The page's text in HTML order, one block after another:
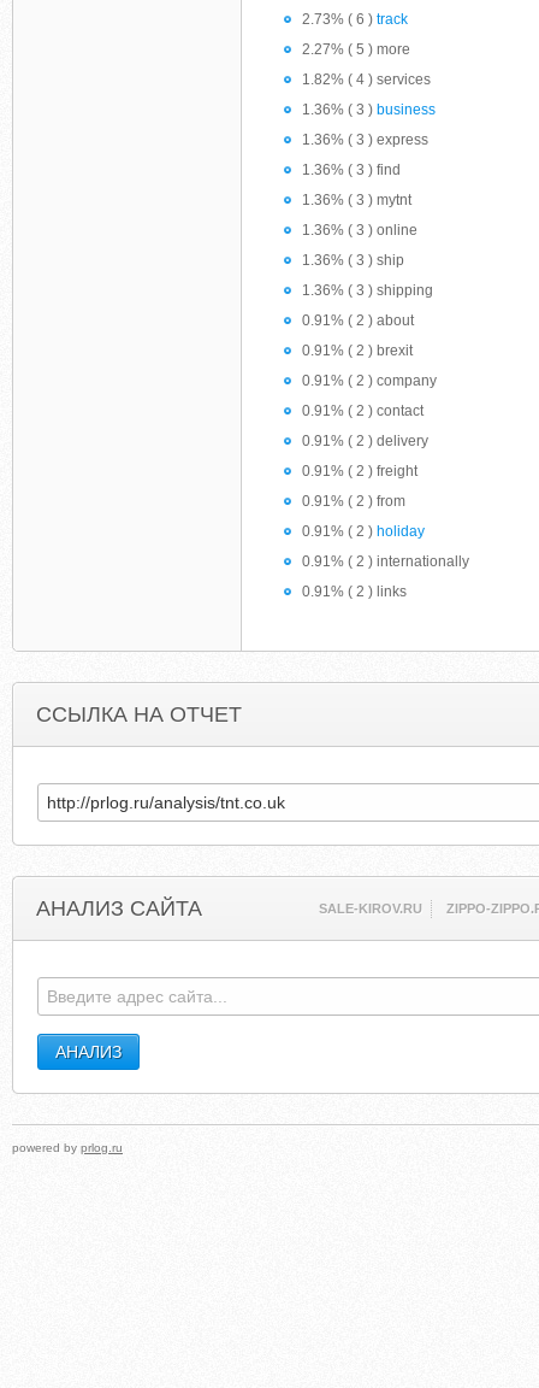
2.73% ( 6 ) track
2.27% ( 5 ) more
1.82% ( 4 ) services
1.36% ( 3 ) business
1.36% ( 3 ) express
1.36% ( 3 ) find
1.36% ( 3 ) mytnt
1.36% ( 3 ) online
1.36% ( 3 ) ship
1.36% ( 3 ) shipping
0.91% ( 2 ) about
0.91% ( 2 ) brexit
0.91% ( 2 ) company
0.91% ( 2 ) contact
0.91% ( 2 ) delivery
0.91% ( 2 ) freight
0.91% ( 2 ) from
0.91% ( 2 ) holiday
0.91% ( 2 ) internationally
0.91% ( 2 ) links
ССЫЛКА НА ОТЧЕТ
АНАЛИЗ САЙТА SALE-KIROV.RU ZIPPO-
powered by prlog.ru